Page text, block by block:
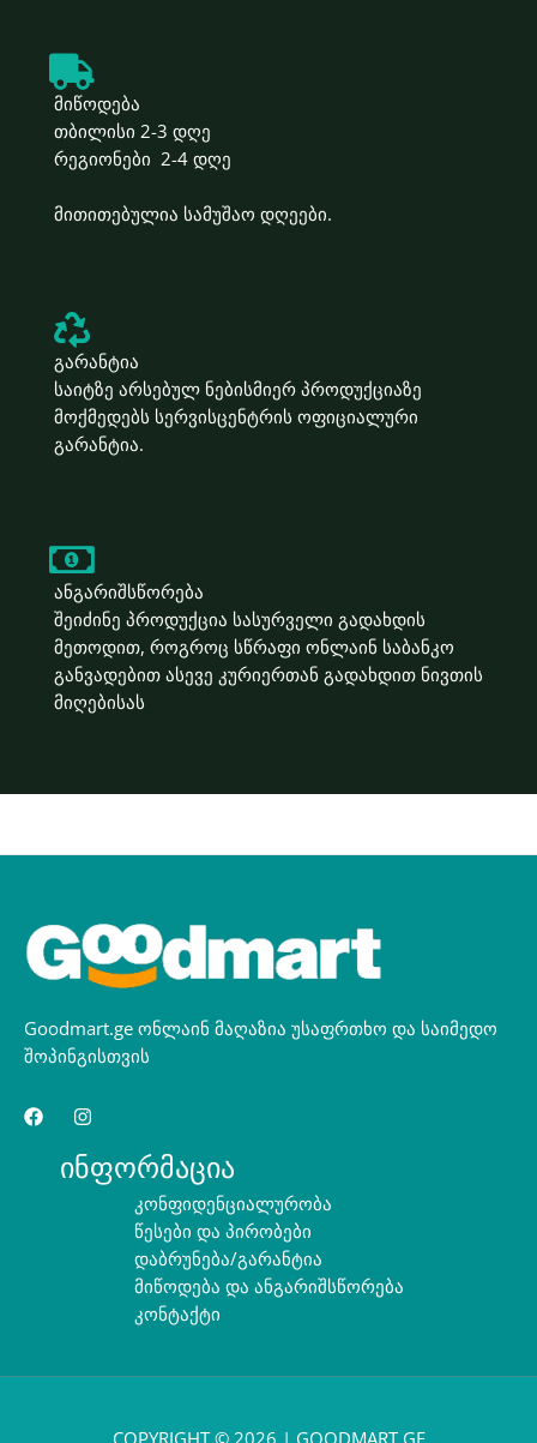
მიწოდება
თბილისი 2-3 დღე
რეგიონები 2-4 დღე
მითითებულია სამუშაო დღეები.
გარანტია
საიტზე არსებულ ნებისმიერ პროდუქციაზე
მოქმედებს სერვისცენტრის ოფიციალური
გარანტია.
ანგარიშსწორება
შეიძინე პროდუქცია სასურველი გადახდის
მეთოდით, როგროც სწრაფი ონლაინ საბანკო
განვადებით ასევე კურიერთან გადახდით ნივთის
მიღებისას
Goodmart.ge ონლაინ მაღაზია უსაფრთხო და საიმედო
შოპინგისთვის
ინფორმაცია
კონფიდენციალურობა
წესები და პირობები
დაბრუნება/გარანტია
მიწოდება და ანგარიშსწორება
კონტაქტი
COPYRIGHT © 2026 | GOODMART.GE